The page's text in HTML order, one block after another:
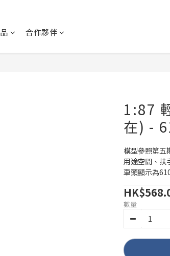
合作夥伴
1:87
在) -
模型參照第五
用途空間、扶
車頭顯示為
數量